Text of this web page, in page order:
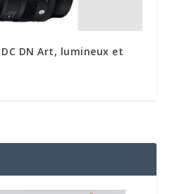
DN Art, lumineux et